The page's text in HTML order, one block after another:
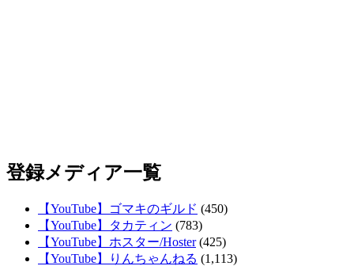
登録メディア一覧
【YouTube】ゴマキのギルド (450)
【YouTube】タカティン (783)
【YouTube】ホスター/Hoster(425)
【YouTube】りんちゃんねる (1,113)